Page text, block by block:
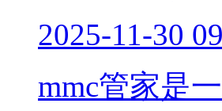
2025-11-30
mmc管家是